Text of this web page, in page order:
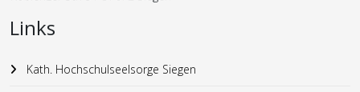
Links
Kath. Hochschulseelsorge Siegen